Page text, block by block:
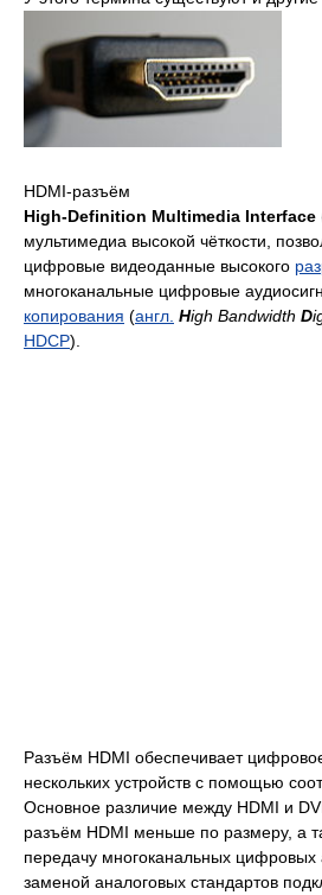
HDMI-разъём
High-Definition Multimedia Interface
мультимедиа высокой чёткости,
цифровые видеоданные высокого
многоканальные цифровые
копирования (англ. High Bandwidth D
HDCP).
Разъём HDMI обеспечивает
нескольких устройств с помощью
Основное различие между HDMI и
разъём HDMI меньше по размеру, а
передачу многоканальных цифровых
заменой аналоговых стандартов